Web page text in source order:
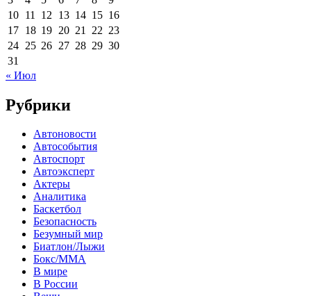
10 11 12 13 14 15 16
17 18 19 20 21 22 23
24 25 26 27 28 29 30
31
« Июл
Рубрики
Автоновости
Автособытия
Автоспорт
Автоэксперт
Актеры
Аналитика
Баскетбол
Безопасность
Безумный мир
Биатлон/Лыжи
Бокс/MMA
В мире
В России